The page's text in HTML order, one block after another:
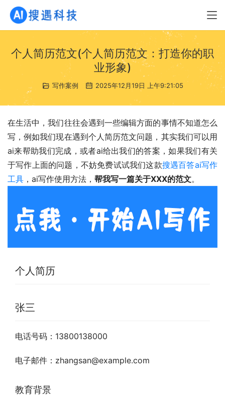
个人简历范文(个人简历范文：打造你的职
业形象)
写作案例 2025年12月19日 上午9:21:05
在生活中，我们往往会遇到一些编辑方面的事情不知道怎么
写，例如我们现在遇到个人简历范文问题，其实我们可以用
ai来帮助我们完成，或者ai给出我们的答案，如果我们有关
于写作上面的问题，不妨免费试试我们这款搜遇百答ai写作
工具 ，ai写作使用方法， 帮我写一篇关于XXX的范文。
个人简历
张三
电话号码：13800138000
电子邮件：zhangsan@example.com
教育背景